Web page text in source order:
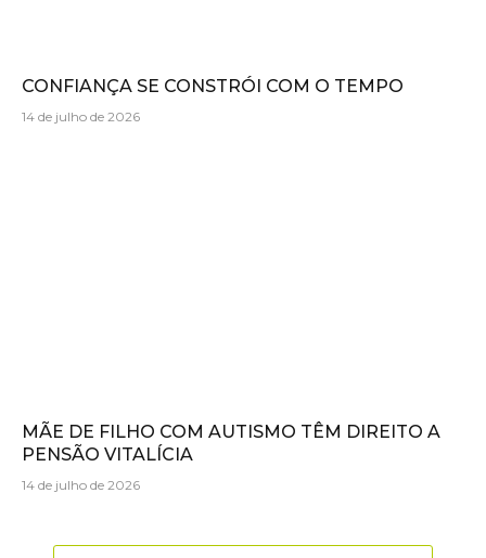
CONFIANÇA SE CONSTRÓI COM O TEMPO
14 de julho de 2026
MÃE DE FILHO COM AUTISMO TÊM DIREITO A
PENSÃO VITALÍCIA
14 de julho de 2026